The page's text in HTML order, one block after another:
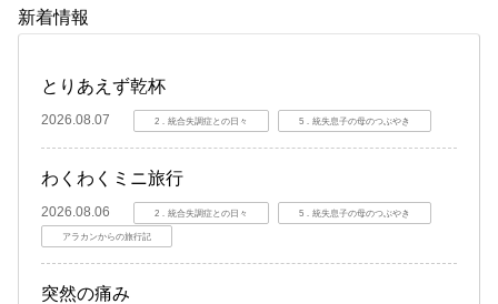
新着情報
とりあえず乾杯
2026.08.07 2．統合失調症との日々 5．統失息子の母のつぶやき
わくわくミニ旅行
2026.08.06 2．統合失調症との日々 5．統失息子の母のつぶやき
アラカンからの旅行記
突然の痛み